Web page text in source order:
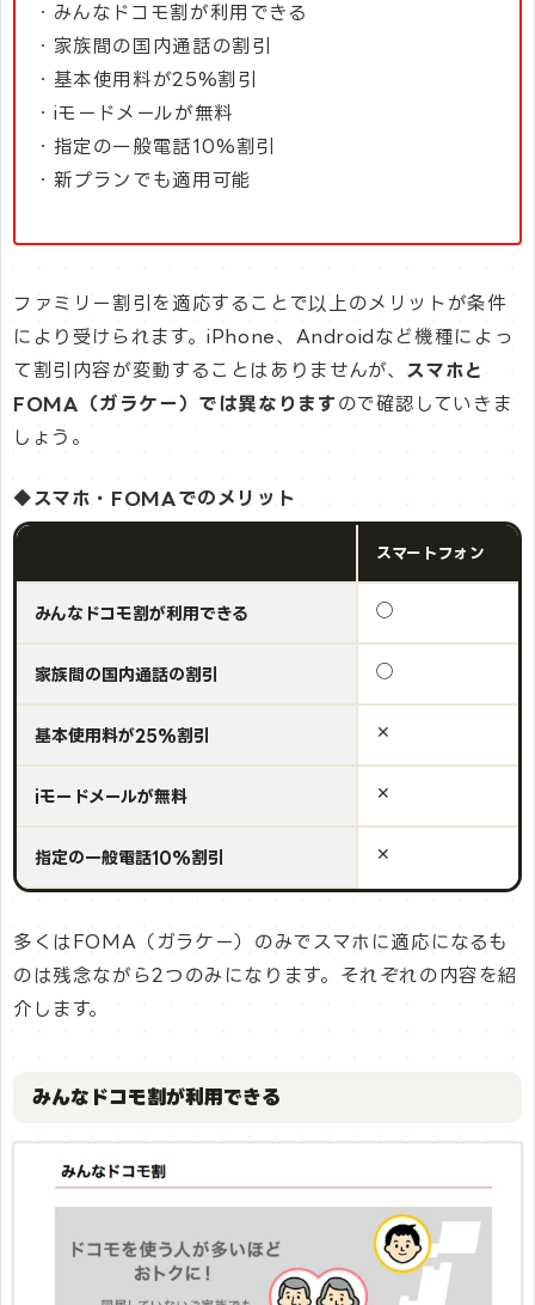
・みんなドコモ割が利用できる
・家族間の国内通話の割引
・基本使用料が25%割引
・iモードメールが無料
・指定の一般電話10%割引
・新プランでも適用可能
ファミリー割引を適応することで以上のメリットが条件
により受けられます。iPhone、Androidなど機種によっ
て割引内容が変動することはありませんが、 スマホと
FOMA（ガラケー）では異なります ので確認していきま
しょう。
◆スマホ・FOMAでのメリット
スマートフォン
みんなドコモ割が利用できる ◯
家族間の国内通話の割引 ◯
基本使用料が25%割引 ✕
iモードメールが無料 ✕
指定の一般電話10%割引 ✕
多くはFOMA（ガラケー）のみでスマホに適応になるも
のは残念ながら2つのみになります。それぞれの内容を紹
介します。
みんなドコモ割が利用できる